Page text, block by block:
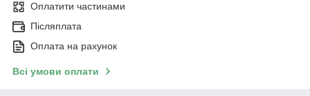
Оплатити частинами
Післяплата
Оплата на рахунок
Всі умови оплати